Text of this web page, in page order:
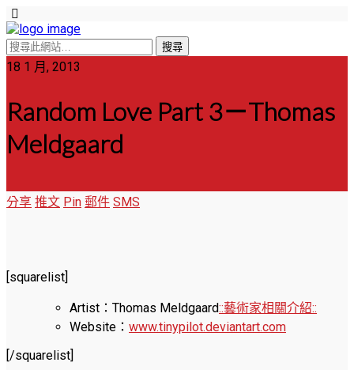
18 1 月, 2013
Random Love Part 3－Thomas
Meldgaard
分享 推文 Pin 郵件 SMS
[squarelist]
Artist：Thomas Meldgaard::藝術家相關介紹::
Website： www.tinypilot.deviantart.com
[/squarelist]